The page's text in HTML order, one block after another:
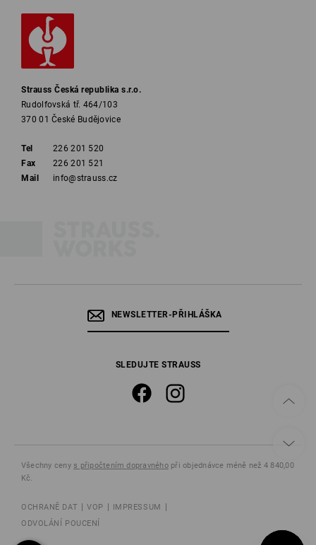
Strauss Česká republika s.r.o.
Rudolfovská tř. 464/103
370 01 České Budějovice
Tel
226 201 520
Fax
226 201 521
Mail
info@strauss.cz
NEWSLETTER-PŘIHLÁŠKA
SLEDUJTE STRAUSS
Všechny ceny s připočtením dopravnéhopři objednávce méně než 4 840,00
Kč.
OCHRANĚ DAT VOP
IMPRESSUM
ODVOLÁNÍ POUCENÍ